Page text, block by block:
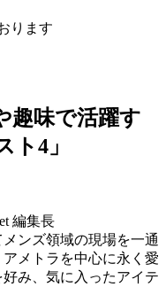
ります
趣味で活躍す
ト4」
編集長
ンズ領域の現場を一通
メトラを中心に永く愛
み、気に入ったアイテ